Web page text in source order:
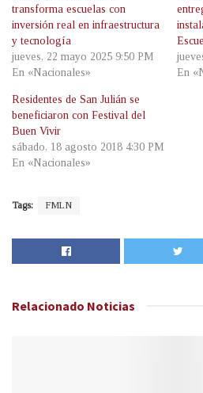
transforma escuelas con
inversión real en infraestructura
y tecnología
jueves, 22 mayo 2025 9:50 PM
En «Nacionales»
En
Residentes de San Julián se
beneficiaron con Festival del
Buen Vivir
sábado, 18 agosto 2018 4:30 PM
En «Nacionales»
Tags: FMLN
Relacionado Noticias